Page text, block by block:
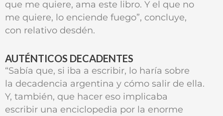
que me quiere, ama este libro. Y el que no
me quiere, lo enciende fuego”, concluye,
con relativo desdén.
AUTÉNTICOS DECADENTES
“Sabía que, si iba a escribir, lo haría sobre
la decadencia argentina y cómo salir de ella.
Y, también, que hacer eso implicaba
escribir una enciclopedia por la enorme